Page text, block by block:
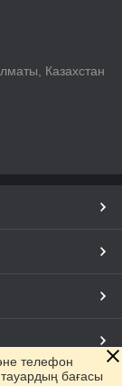
Казахстан
телефон
бағасы